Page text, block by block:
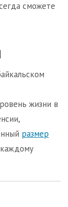
сможете
жизни в
размер